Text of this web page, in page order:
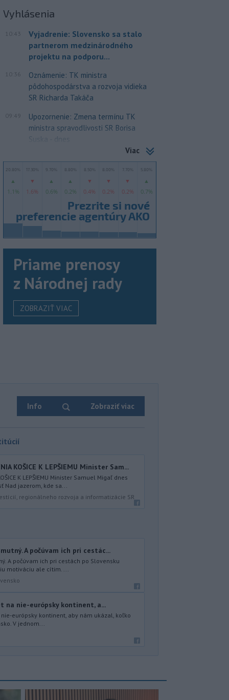
Vyhlásenia
10:43
Vyjadrenie: Slovensko sa stalo
partnerom medzinárodného
projektu na podporu...
10:36
Oznámenie: TK ministra
pôdohospodárstva a rozvoja vidieka
SR Richarda Takáča
09:49
Upozornenie: Zmena termínu TK
ministra spravodlivosti SR Borisa
Suska - dnes
Viac
Priame prenosy
z Národnej rady
ZOBRAZIŤ VIAC
Info Zobraziť viac
KOŠICE K LEPŠIEMU Minister Sam...
K LEPŠIEMU Minister Samuel Migaľ dnes
Nad jazerom, kde sa...
regionálneho rozvoja a informatizácie SR
A počúvam ich pri cestác...
A počúvam ich pri cestách po Slovensku
motiváciu ale cítim. ...
na nie-európsky kontinent, a...
európsky kontinent, aby nám ukázal, koľko
V jednom...